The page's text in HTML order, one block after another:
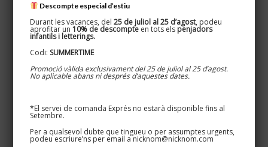
Descompte especial d’estiu
Durant les vacances, del 25 de juliol al 25 d’agost, podeu
aprofitar un 10% de descompte en tots els penjadors
infantils i letterings.
Codi: SUMMERTIME
Promoció vàlida exclusivament del 25 de juliol al 25 d’agost.
No aplicable abans ni després d’aquestes dates.
*El servei de comanda Exprés no estarà disponible fins al
Setembre.
Per a qualsevol dubte que tingueu o per assumptes urgents,
podeu escriure’ns per email a nicknom@nicknom.com